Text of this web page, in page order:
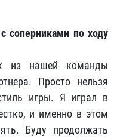
соперниками по ходу
из нашей команды
Просто нельзя
игры. Я играл в
и именно в этом
Буду продолжать